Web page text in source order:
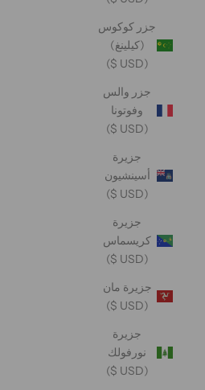
جزر كوكوس
(كيلينغ)
(USD $)
جزر والس
وفوتونا
(USD $)
جزيرة
أسينشيون
(USD $)
جزيرة
كريسماس
(USD $)
جزيرة مان
(USD $)
جزيرة
نورفولك
(USD $)